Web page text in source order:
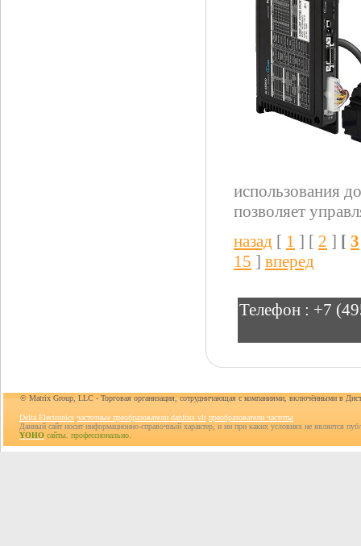
использования
позволяет
назад [ 1 ] [ 2 ] [ 3
15 ] вперед
Телефон : +7
© Matrix Group, LLC - Торговая организация, сотрудничающая с компаниями, включёнными в
Delta Electronics частотные преобразователи danfoss vlt преобразователи частоты
Данный сайт носит информационно-справочный характер, и ни при каких условиях не является
YOHO сайты. профессионально.